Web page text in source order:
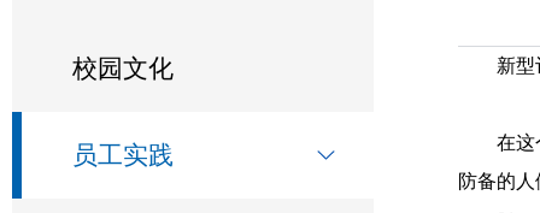
校园文化
员工实践
新
在这
防备的